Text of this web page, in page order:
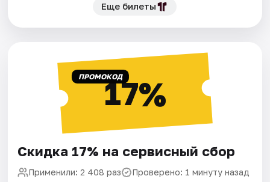
Еще билеты
ПРОМОКОД17%
Скидка 17% на сервисный сбор
Применили: 2 408 раз Проверено: 1 минуту назад